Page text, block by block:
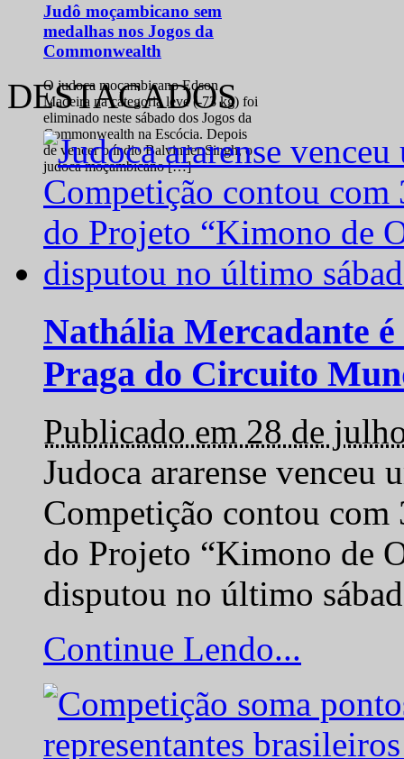
Judô moçambicano sem
medalhas nos Jogos da
Commonwealth
O judoca moçambicano Edson
Madeira na categoria leve (-73 kg) foi
eliminado neste sábado dos Jogos da
Commonwealth na Escócia. Depois
de vencer o índio Balvinder Singh, o
judoca moçambicano […]
DESTACADOS
Nathália Mercadante
Praga do Circuito
Publicado em 28 de
Judoca ararense venceu
Competição contou com
do Projeto “Kimono de
disputou no último
Continue Lendo...